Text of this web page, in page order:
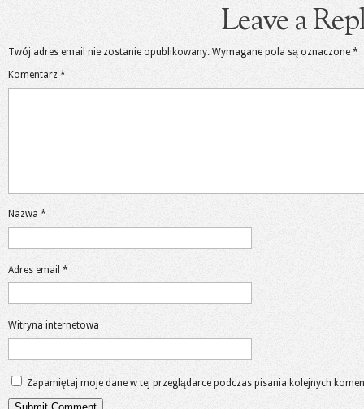
Leave a
Twój adres email nie zostanie opublikowany. Wymagane pola są oznaczone *
Komentarz *
Nazwa *
Adres email *
Witryna internetowa
Zapamiętaj moje dane w tej przeglądarce podczas pisania kolejnych